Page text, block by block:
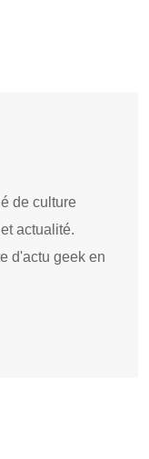
de culture
actualité.
d'actu geek en